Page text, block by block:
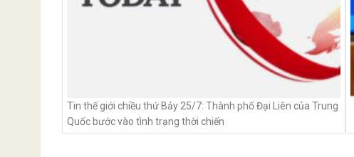
Tin thế giới chiều thứ Bảy 25/7: Thành phố Đại Liên của Trung
Quốc bước vào tình trạng thời chiến